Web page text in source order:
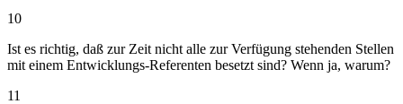
10
Ist es richtig, daß zur Zeit nicht alle zur Verfügung stehenden Stellen
mit einem Entwicklungs-Referenten besetzt sind? Wenn ja, warum?
11